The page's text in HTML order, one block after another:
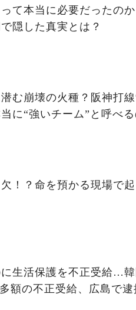
って本当に必要だったの
隠した真実とは？
潜む崩壊の火種？阪神打
“強いチーム”と呼べる
！？命を預かる現場で
生活保護を不正受給…
額の不正受給、広島で